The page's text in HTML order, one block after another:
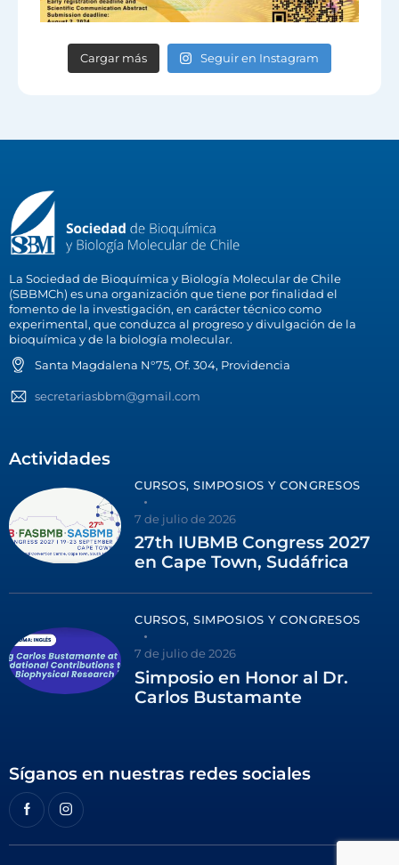
Cargar más Seguir en Instagram
La Sociedad de Bioquímica y Biología Molecular de Chile
(SBBMCh) es una organización que tiene por finalidad el
fomento de la investigación, en carácter técnico como
experimental, que conduzca al progreso y divulgación de la
bioquímica y de la biología molecular.
Santa Magdalena N°75, Of. 304, Providencia
secretariasbbm@gmail.com
Actividades
CURSOS, SIMPOSIOS Y CONGRESOS
7 de julio de 2026
27th IUBMB Congress 2027
en Cape Town, Sudáfrica
CURSOS, SIMPOSIOS Y CONGRESOS
7 de julio de 2026
Simposio en Honor al Dr.
Carlos Bustamante
Síganos en nuestras redes sociales